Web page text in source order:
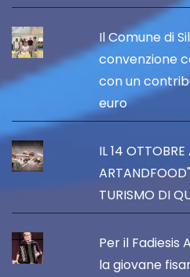
Il Comune di
convenzione
con un
euro
IL 14
TURISMO DI
Per il Fadiesis
la giovane